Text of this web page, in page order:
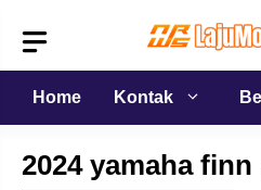
isi
Home
Kontak
2024 yamaha